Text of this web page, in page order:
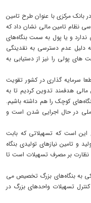
بانک مرکزی با عنوان طرح تامین
نظام تامین مالی نشان داد که
و یا پول به سمت بنگاه‌های
دلیل عدم دسترسی به نقدینگی
پولی را نیز از دستیابی به
سرمایه گذاری در کشور تقویت
هدفمند تدوین کردیم تا به
کوچک را هم داشته باشیم.
در حال اجرایی شدن است و
است که تسهیلاتی که بابت
و تامین نیازهای تولیدی بنگاه
نظارت بر مصرف تسهیلات است تا
به بنگاه‌های بزرگ تخصیص می
تسهیلات واحدهای بزرگ در